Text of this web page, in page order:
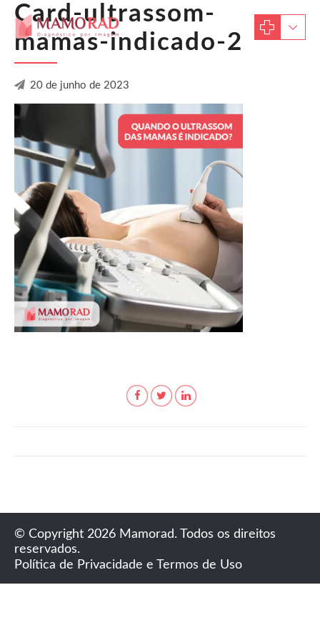
Card-ultrassom-
mamas-indicado-2
20 de junho de 2023
© Copyright 2026 Mamorad. Todos os direitos
reservados.
Política de Privacidade e Termos de Uso